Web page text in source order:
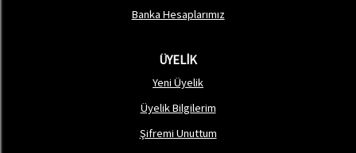
Banka Hesaplarımız
ÜYELİK
Yeni Üyelik
Üyelik Bilgilerim
Şifremi Unuttum